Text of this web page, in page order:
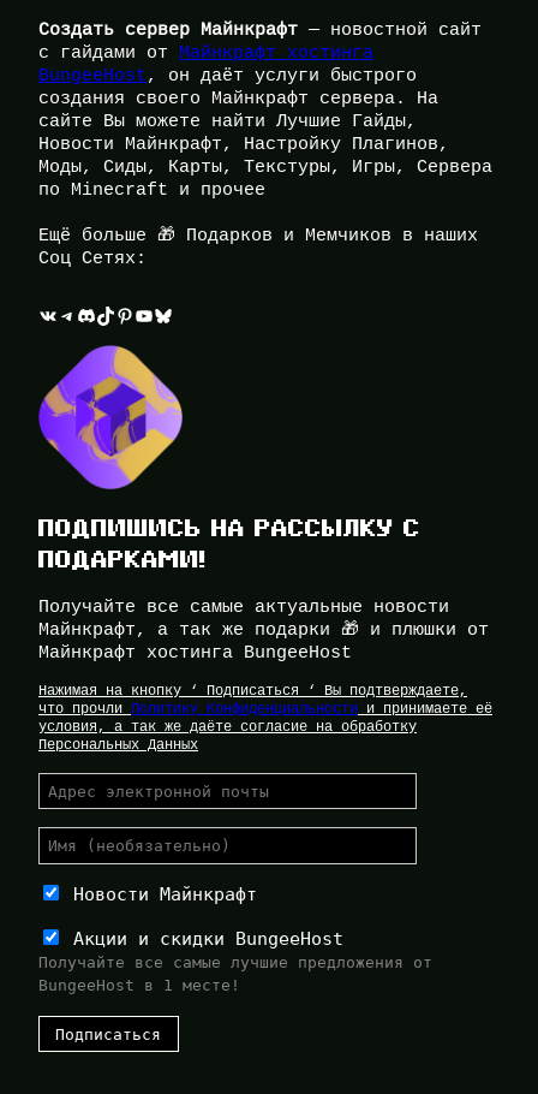
Создать сервер Майнкрафт — новостной сайт
с гайдами от Майнкрафт хостинга
BungeeHost, он даёт услуги быстрого
создания своего Майнкрафт сервера. На
сайте Вы можете найти Лучшие Гайды,
Новости Майнкрафт, Настройку Плагинов,
Моды, Сиды, Карты, Текстуры, Игры, Сервера
по Minecraft и прочее
Ещё больше 🎁 Подарков и Мемчиков в наших
Соц Сетях:
ВКонтакте Telegram Discord TikTok Pinterest YouTube Bluesky
ПОДПИШИСЬ НА РАССЫЛКУ С
ПОДАРКАМИ!
Получайте все самые актуальные новости
Майнкрафт, а так же подарки 🎁 и плюшки от
Майнкрафт хостинга BungeeHost
Нажимая на кнопку ‘ Подписаться ‘ Вы подтверждаете,
что прочли Политику Конфиденциальности и принимаете её
условия, а так же даёте согласие на обработку
Персональных Данных
Новости Майнкрафт
Акции и скидки BungeeHost
Получайте все самые лучшие предложения от
BungeeHost в 1 месте!